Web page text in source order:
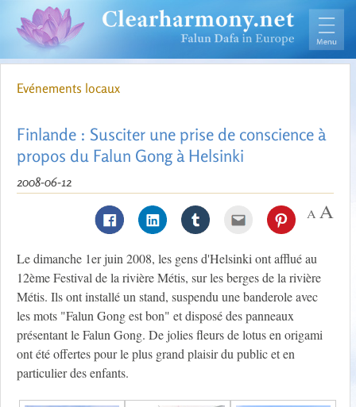
Evénements locaux
Finlande : Susciter une prise de conscience à
propos du Falun Gong à Helsinki
2008-06-12
Le dimanche 1er juin 2008, les gens d'Helsinki ont afflué au
12ème Festival de la rivière Métis, sur les berges de la rivière
Métis. Ils ont installé un stand, suspendu une banderole avec
les mots "Falun Gong est bon" et disposé des panneaux
présentant le Falun Gong. De jolies fleurs de lotus en origami
ont été offertes pour le plus grand plaisir du public et en
particulier des enfants.